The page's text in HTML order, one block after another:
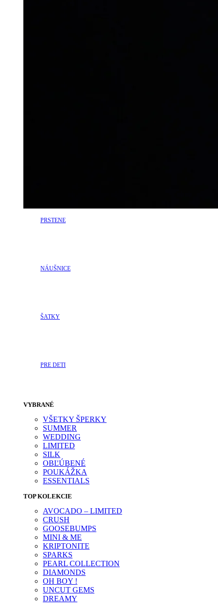
PRSTENE
NÁUŠNICE
ŠATKY
PRE DETI
VYBRANÉ
VŠETKY ŠPERKY
SUMMER
WEDDING
LIMITED
SILK
OBĽÚBENÉ
POUKÁŽKA
ESSENTIALS
TOP KOLEKCIE
AVOCADO – LIMITED
CRUSH
GOOSEBUMPS
MINI & ME
KRIPTONITE
SPARKS
PEARL COLLECTION
DIAMONDS
OH BOY !
UNCUT GEMS
DREAMY